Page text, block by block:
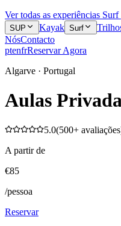
Ver todas as experiências Surf
SUP Kayak Surf
NósContacto
ptenfrReservar Agora
Algarve · Portugal
Aulas
5.0(500+ avaliações
A partir de
€85
/pessoa
Reservar